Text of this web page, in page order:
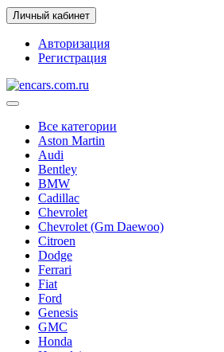
Личный кабинет
Авторизация
Регистрация
Все категории
Aston Martin
Audi
Bentley
BMW
Cadillac
Chevrolet
Chevrolet (Gm Daewoo)
Citroen
Dodge
Ferrari
Fiat
Ford
Genesis
GMC
Honda